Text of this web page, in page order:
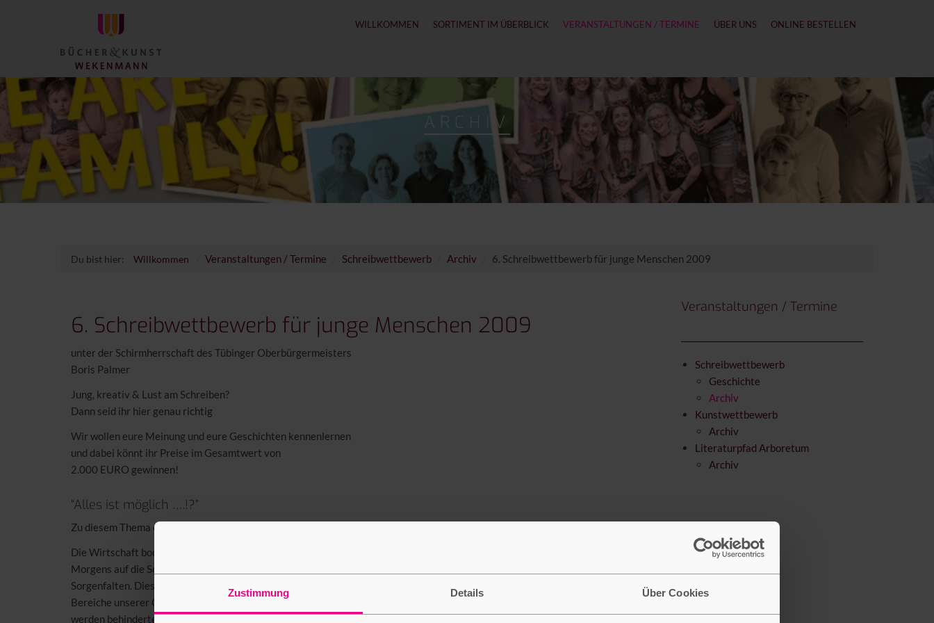
Zustimmung Details Über Cookies
WILLKOMMEN SORTIMENT IM ÜBERBLICK VERANSTALTUNGEN / TERMINE ÜBER UNS ONLINE BESTELLEN
ARCHIV
Du bist hier: Willkommen Veranstaltungen / Termine Schreibwettbewerb Archiv 6. Schreibwettbewerb für junge Menschen 2009
6. Schreibwettbewerb für junge Menschen 2009
unter der Schirmherrschaft des Tübinger Oberbürgermeisters
Boris Palmer
Jung, kreativ & Lust am Schreiben?
Dann seid ihr hier genau richtig
Wir wollen eure Meinung und eure Geschichten kennenlernen
und dabei könnt ihr Preise im Gesamtwert von
2.000 EURO gewinnen!
“Alles ist möglich ….!?”
Zu diesem Thema erwarten wir Eure Prosatexte.
Die Wirtschaft boomte. Alles schien machbar zu sein, wenn man nur wollte. Grenzen schien es dabei nicht zu geben:
Morgens auf die Schnelle zum Shopping nach London und abends zurück. Cremes und Spritzen für ein Gesicht ohne
Sorgenfalten. Diese Mentalität – nach dem Motto “Jeder ist seines Glückes Schmied” – zieht sich durch viele
Bereiche unserer Gesellschaft und macht auch vor der Medizin nicht Halt. Bei vorgeburtlichen Untersuchungen
werden behinderte Embryonen einfach aussortiert. Wer dennoch ein behindertes Kind bekommt – selber Schuld,
Veranstaltungen / Termine
Schreibwettbewerb
Geschichte
Archiv
Kunstwettbewerb
Archiv
Literaturpfad Arboretum
Archiv